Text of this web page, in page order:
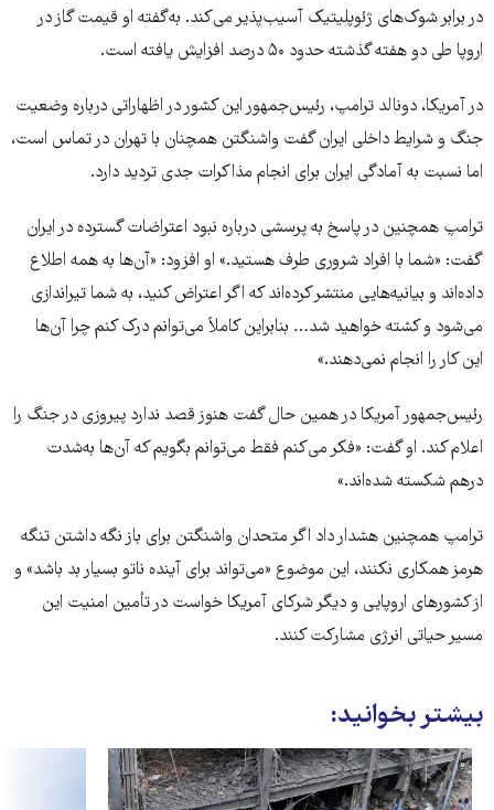
در برابر شوک‌های ژئوپلیتیک آسیب‌پذیر می‌کند. به‌گفته او قیمت گاز در
اروپا طی دو هفته گذشته حدود ۵۰ درصد افزایش یافته است.
در آمریکا، دونالد ترامپ، رئیس‌جمهور این کشور در اظهاراتی درباره وضعیت
جنگ و شرایط داخلی ایران گفت واشنگتن همچنان با تهران در تماس است،
اما نسبت به آمادگی ایران برای انجام مذاکرات جدی تردید دارد.
ترامپ همچنین در پاسخ به پرسشی درباره نبود اعتراضات گسترده در ایران
گفت: «شما با افراد شروری طرف هستید.» او افزود: «آن‌ها به همه اطلاع
داده‌اند و بیانیه‌هایی منتشر کرده‌اند که اگر اعتراض کنید، به شما تیراندازی
می‌شود و کشته خواهید شد… بنابراین کاملاً می‌توانم درک کنم چرا آن‌ها
این کار را انجام نمی‌دهند.»
رئیس‌جمهور آمریکا در همین حال گفت هنوز قصد ندارد پیروزی در جنگ را
اعلام کند. او گفت: «فکر می‌کنم فقط می‌توانم بگویم که آن‌ها به‌شدت
درهم شکسته شده‌اند.»
ترامپ همچنین هشدار داد اگر متحدان واشنگتن برای باز نگه داشتن تنگه
هرمز همکاری نکنند، این موضوع «می‌تواند برای آینده ناتو بسیار بد باشد» و
از کشورهای اروپایی و دیگر شرکای آمریکا خواست در تأمین امنیت این
مسیر حیاتی انرژی مشارکت کنند.
بیشتر بخوانید: